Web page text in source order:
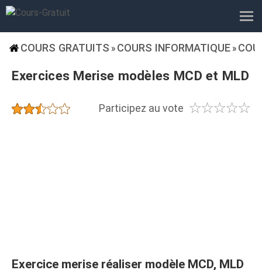
COURS GRATUITS » COURS INFORMATIQUE »
Exercices Merise modèles MCD et MLD
Participez au vote ☆☆☆☆☆
★★★★★
Exercice merise réaliser modèle MCD, MLD